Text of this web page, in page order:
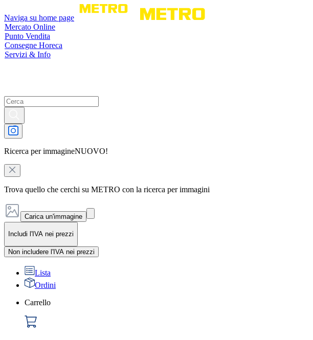
Naviga su home page
Mercato Online
Punto Vendita
Consegne Horeca
Servizi & Info
Ricerca per immagineNUOVO!
Trova quello che cerchi su METRO con la ricerca per immagini
Carica un'immagine
Includi l'IVA nei prezzi
Non includere l'IVA nei prezzi
Lista
Ordini
Carrello